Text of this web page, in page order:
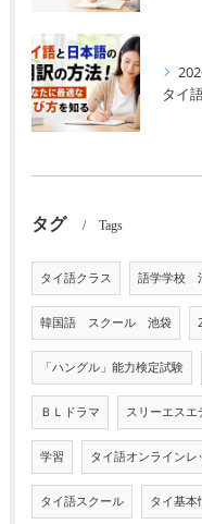
タグ Tags
タイ語クラス 語学学校
韓国語 スクール 池袋
「ハングル」能力検定試験
ＢＬドラマ スリーエスエ
学習 タイ語オンラインレ
タイ語スクール タイ基本